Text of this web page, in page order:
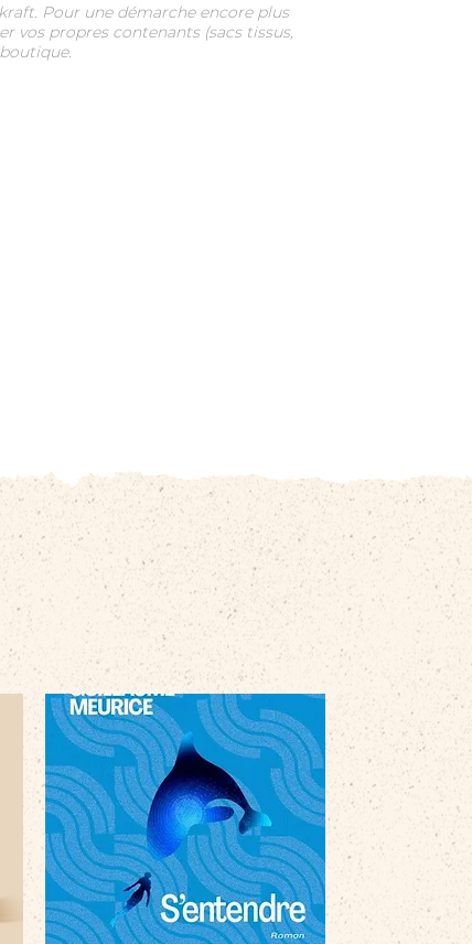
Pour une démarche encore plus
vos propres contenants (sacs tissus,